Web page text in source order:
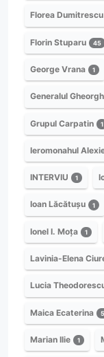
Florea Dumitrescu
Florin Stuparu 45
George Vrana 1
Generalul
Grupul Carpatin 1
Ieromonahul
INTERVIU 1
Ioan Lăcătușu 1
Ionel I. Moța 1
Lavinia-Elena
Lucia
Maica Ecaterina 5
Marian Ilie 1